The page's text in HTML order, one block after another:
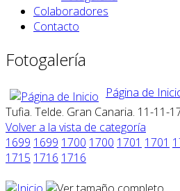
Colaboradores
Contacto
Fotogalería
Página de
Tufia. Telde. Gran Canaria. 11-11-
Volver a la vista de categoría
1699 1699 1700 1700 1701 1701
1715 1716 1716